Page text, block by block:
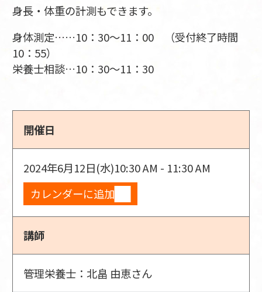
身長・体重の計測もできます。
身体測定……10：30～11：00 （受付終了時間
10：55）
栄養士相談…10：30～11：30
開催日
2024年6月12日(水)10:30 AM - 11:30 AM
カレンダーに追加
講師
管理栄養士：北畠 由恵さん